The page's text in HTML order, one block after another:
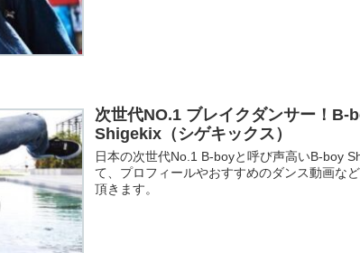
次世代NO.1 ブレイクダンサー！B-
Shigekix（シゲキックス）
日本の次世代No.1 B-boyと呼び声高いB-boy
て、プロフィールやおすすめのダンス動画な
頂きます。